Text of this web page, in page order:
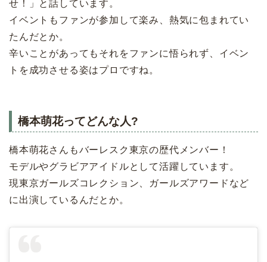
せ！」と話しています。
イベントもファンが参加して楽み、熱気に包まれてい
たんだとか。
辛いことがあってもそれをファンに悟られず、イベン
トを成功させる姿はプロですね。
橋本萌花ってどんな人?
橋本萌花さんもバーレスク東京の歴代メンバー！
モデルやグラビアアイドルとして活躍しています。
現東京ガールズコレクション、ガールズアワードなど
に出演しているんだとか。